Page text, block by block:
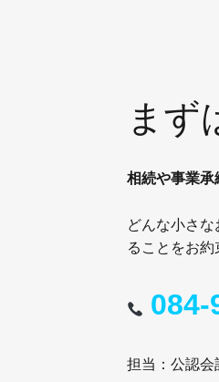
まず
相続や事業承
どんな小さ
ることをお約
084-
担当：公認